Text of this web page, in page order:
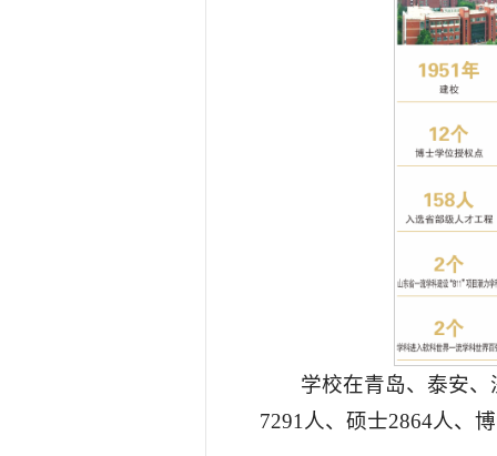
学校在青岛、泰安
7291人、硕士2864人、